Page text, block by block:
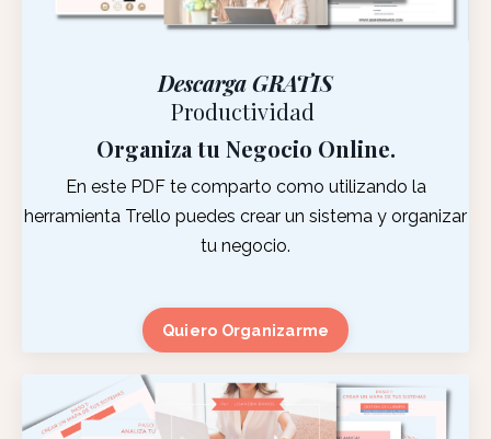
Descarga GRATIS
Productividad
Organiza tu Negocio Online.
En este PDF te comparto como utilizando la
herramienta Trello puedes crear un sistema y organizar
tu negocio.
Quiero Organizarme